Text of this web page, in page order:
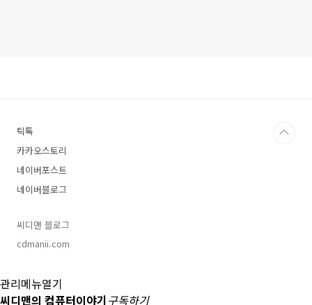
틱톡
카카오스토리
네이버포스트
네이버블로그
씨디맨 블로그
cdmanii.com
관리메뉴열기
씨디맨의 컴퓨터이야기구독하기